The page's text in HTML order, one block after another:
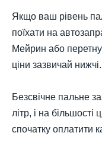
Якщо ваш рівень
поїхати на
Мейрин або
ціни зазвичай нижчі.
Безсвічне пальне
літр, і на
спочатку оплатити